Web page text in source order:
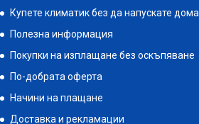
Купете климатик без да напускате дома
Полезна информация
Покупки на изплащане без оскъпяване
По-добрата оферта
Начини на плащане
Доставка и рекламации